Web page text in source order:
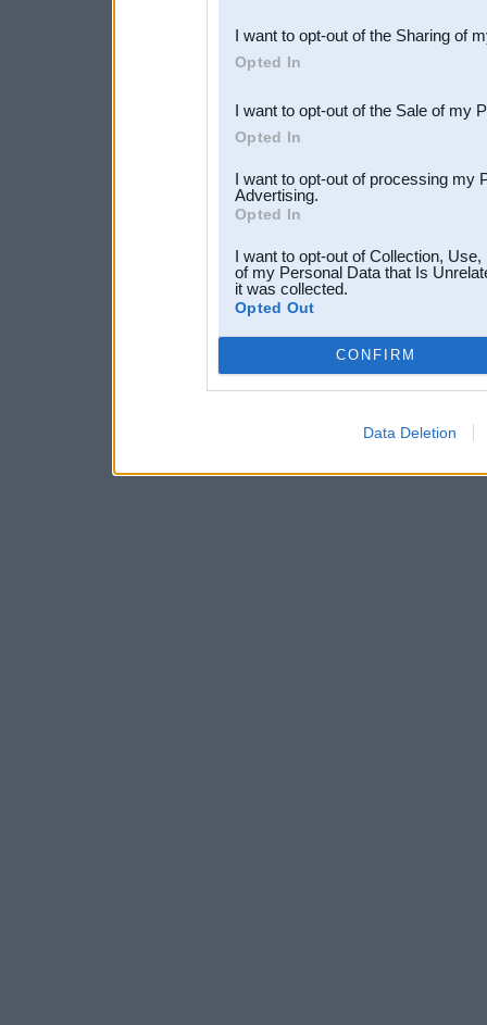
Downstream Participants
third parties.
I want to opt-out of the Sharing of
Opted In
I want to opt-out of the Sale of my
Opted In
I want to opt-out of processing my
Advertising.
Opted In
I want to opt-out of Collection,
of my Personal Data that Is
it was collected.
Opted Out
CONFIRM
Data Deletion